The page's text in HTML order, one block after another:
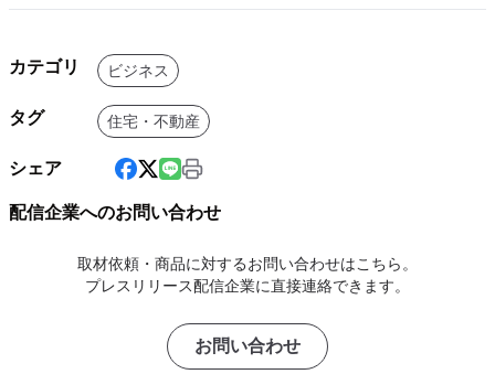
カテゴリ ビジネス
タグ 住宅・不動産
シェア
配信企業へのお問い合わせ
取材依頼・商品に対するお問い合わせはこちら。
プレスリリース配信企業に直接連絡できます。
お問い合わせ